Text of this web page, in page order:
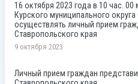
16 октября 2023 года в 10 час.
Курского муниципального
осуществлять личный прием
Ставропольского края
9 октября 2023
Личный прием граждан